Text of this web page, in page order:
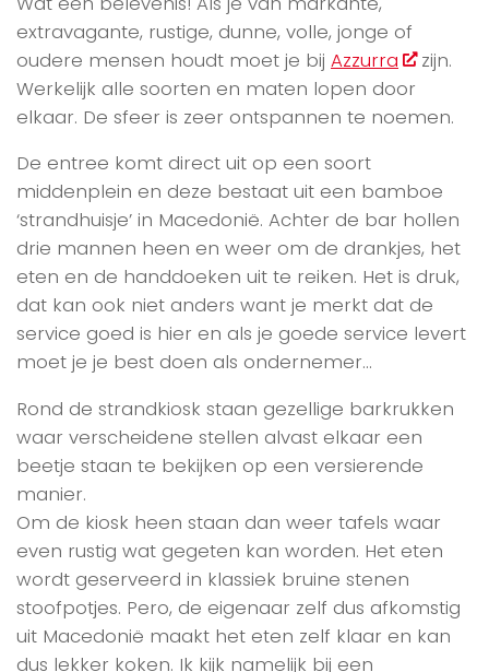
extravagante, rustige, dunne, volle, jonge of
oudere mensen houdt moet je bij Azzurra
zijn.
Werkelijk alle soorten en maten lopen door
elkaar. De sfeer is zeer ontspannen te noemen.
De entree komt direct uit op een soort
middenplein en deze bestaat uit een bamboe
‘strandhuisje’ in Macedonië. Achter de bar hollen
drie mannen heen en weer om de drankjes, het
eten en de handdoeken uit te reiken. Het is druk,
dat kan ook niet anders want je merkt dat de
service goed is hier en als je goede service levert
moet je je best doen als ondernemer…
Rond de strandkiosk staan gezellige barkrukken
waar verscheidene stellen alvast elkaar een
beetje staan te bekijken op een versierende
manier.
Om de kiosk heen staan dan weer tafels waar
even rustig wat gegeten kan worden. Het eten
wordt geserveerd in klassiek bruine stenen
stoofpotjes. Pero, de eigenaar zelf dus afkomstig
uit Macedonië maakt het eten zelf klaar en kan
dus lekker koken. Ik kijk namelijk bij een